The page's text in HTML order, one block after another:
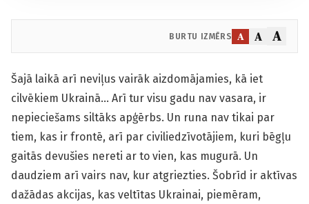
BURTU IZMĒRS A A A
Šajā laikā arī neviļus vairāk aizdomājamies, kā iet
cilvēkiem Ukrainā… Arī tur visu gadu nav vasara, ir
nepieciešams siltāks apģērbs. Un runa nav tikai par
tiem, kas ir frontē, arī par civiliedzīvotājiem, kuri bēgļu
gaitās devušies nereti ar to vien, kas mugurā. Un
daudziem arī vairs nav, kur atgriezties. Šobrīd ir aktīvas
dažādas akcijas, kas veltītas Ukrainai, piemēram,